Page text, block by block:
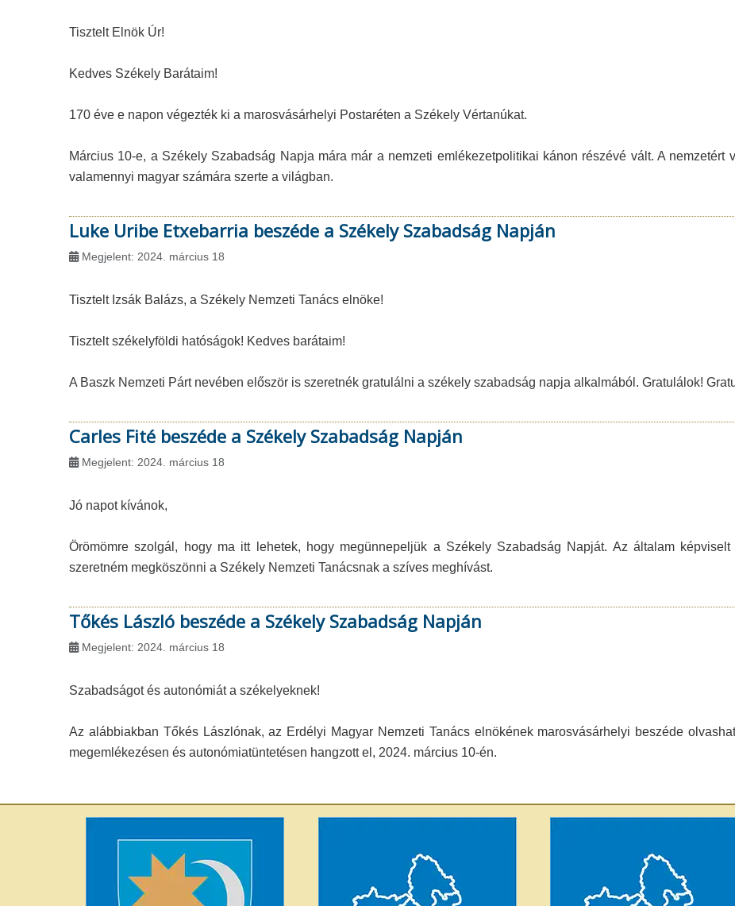
Tisztelt Elnök Úr!
Kedves Székely Barátaim!
170 éve e napon végezték ki a marosvásárhelyi Postaréten a Székely Vértanúkat.
Március 10-e, a Székely Szabadság Napja mára már a nemzeti emlékezetpolitikai kánon részévé vált. A
valamennyi magyar számára szerte a világban.
Luke Uribe Etxebarria beszéde a Székely Szabadság Napján
Megjelent: 2024. március 18
Tisztelt Izsák Balázs, a Székely Nemzeti Tanács elnöke!
Tisztelt székelyföldi hatóságok! Kedves barátaim!
A Baszk Nemzeti Párt nevében először is szeretnék gratulálni a székely szabadság napja alkalmából. Gratulálok!
Carles Fité beszéde a Székely Szabadság Napján
Megjelent: 2024. március 18
Jó napot kívánok,
Örömömre szolgál, hogy ma itt lehetek, hogy megünnepeljük a Székely Szabadság Napját. Az általam
szeretném megköszönni a Székely Nemzeti Tanácsnak a szíves meghívást.
Tőkés László beszéde a Székely Szabadság Napján
Megjelent: 2024. március 18
Szabadságot és autonómiát a székelyeknek!
Az alábbiakban Tőkés Lászlónak, az Erdélyi Magyar Nemzeti Tanács elnökének marosvásárhelyi beszéde
megemlékezésen és autonómiatüntetésen hangzott el, 2024. március 10-én.